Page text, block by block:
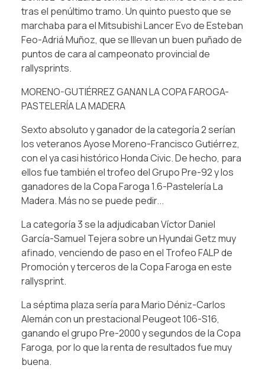
tras el penúltimo tramo. Un quinto puesto que se
marchaba para el Mitsubishi Lancer Evo de Esteban
Feo-Adriá Muñoz, que se lllevan un buen puñado de
puntos de cara al campeonato provincial de
rallysprints.
MORENO-GUTIÉRREZ GANAN LA COPA FAROGA-
PASTELERÍA LA MADERA
Sexto absoluto y ganador de la categoría 2 serían
los veteranos Ayose Moreno-Francisco Gutiérrez,
con el ya casi histórico Honda Civic. De hecho, para
ellos fue también el trofeo del Grupo Pre-92 y los
ganadores de la Copa Faroga 1.6-Pastelería La
Madera. Más no se puede pedir...
La categoría 3 se la adjudicaban Víctor Daniel
García-Samuel Tejera sobre un Hyundai Getz muy
afinado, venciendo de paso en el Trofeo FALP de
Promoción y terceros de la Copa Faroga en este
rallysprint.
La séptima plaza sería para Mario Déniz-Carlos
Alemán con un prestacional Peugeot 106-S16,
ganando el grupo Pre-2000 y segundos de la Copa
Faroga, por lo que la renta de resultados fue muy
buena.